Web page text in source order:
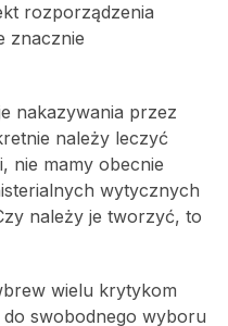
rozporządzenia
znacznie
nakazywania przez
należy leczyć
nie mamy obecnie
wytycznych
należy je tworzyć, to
wielu krytykom
swobodnego wyboru